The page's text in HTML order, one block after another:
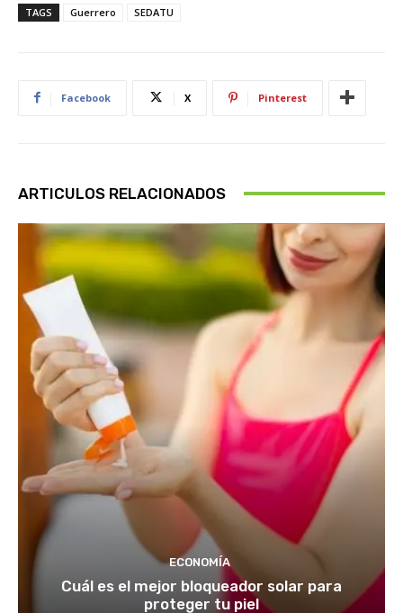
TAGS Guerrero SEDATU
Facebook X Pinterest
ARTICULOS RELACIONADOS
ECONOMÍA
Cuál es el mejor bloqueador solar para
proteger tu piel